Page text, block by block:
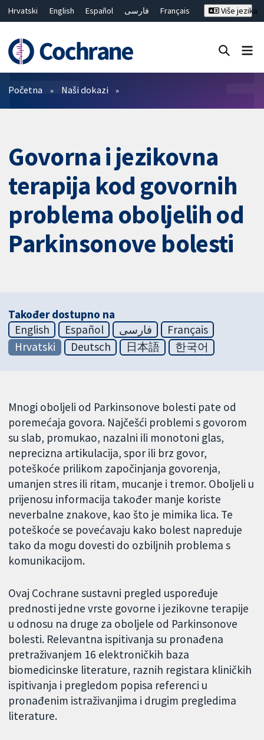
Hrvatski English Español فارسی
Français
繁體中文
简体中文
Više jezika
Prečistači
Početna Naši dokazi
Govorna i jezikovna
terapija kod govornih
problema oboljelih od
Parkinsonove bolesti
Također dostupno na
English
Español فارسی
Français
Hrvatski
Deutsch 日本語 한국어
Mnogi oboljeli od Parkinsonove bolesti pate od
poremećaja govora. Najčešći problemi s govorom
su slab, promukao, nazalni ili monotoni glas,
neprecizna artikulacija, spor ili brz govor,
poteškoće prilikom započinjanja govorenja,
umanjen stres ili ritam, mucanje i tremor. Oboljeli u
prijenosu informacija također manje koriste
neverbalne znakove, kao što je mimika lica. Te
poteškoće se povećavaju kako bolest napreduje
tako da mogu dovesti do ozbiljnih problema s
komunikacijom.
Ovaj Cochrane sustavni pregled uspoređuje
prednosti jedne vrste govorne i jezikovne terapije
u odnosu na druge za oboljele od Parkinsonove
bolesti. Relevantna ispitivanja su pronađena
pretraživanjem 16 elektroničkih baza
biomedicinske literature, raznih registara kliničkih
ispitivanja i pregledom popisa referenci u
pronađenim istraživanjima i drugim pregledima
literature.